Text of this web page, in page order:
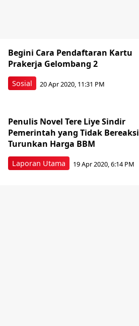
Sosial
Begini Cara Pendaftaran Kartu
Prakerja Gelombang 2
20 Apr 2020, 11:31 PM
Laporan Utama
Penulis Novel Tere Liye Sindir
Pemerintah yang Tidak Bereaksi
Turunkan Harga BBM
19 Apr 2020, 6:14 PM